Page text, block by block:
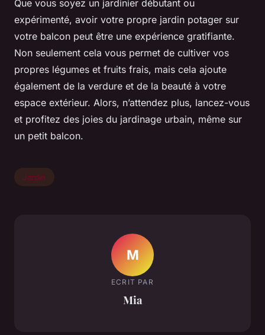
Que vous soyez un jardinier débutant ou
expérimenté, avoir votre propre jardin potager sur
votre balcon peut être une expérience gratifiante.
Non seulement cela vous permet de cultiver vos
propres légumes et fruits frais, mais cela ajoute
également de la verdure et de la beauté à votre
espace extérieur. Alors, n’attendez plus, lancez-vous
et profitez des joies du jardinage urbain, même sur
un petit balcon.
Jardin
M
ECRIT PAR
Mia